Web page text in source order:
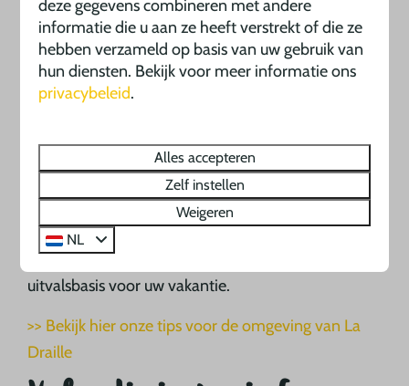
Camping La Draille is gelegen in het betoverende
landschap van de Dordogne in Frankrijk. Omgeven
door weelderige groene bossen, glooiende heuvels
en schilderachtige dorpjes, biedt onze camping een
om te ontsnappen aan de drukte van het dagelijkse
leven en te genieten van de natuurlijke pracht die
Frankrijk te bieden heeft. Of u nu wilt wandelen,
fietsen of gewoon wilt ontspannen en genieten van
het landschap, Camping La Draille is de perfecte
uitvalsbasis voor uw vakantie.
>> Bekijk hier onze tips voor de omgeving van La
Draille
deze gegevens combineren met andere
informatie die u aan ze heeft verstrekt of die ze
hebben verzameld op basis van uw gebruik van
hun diensten. Bekijk voor meer informatie ons
privacybeleid.
Alles accepteren
Zelf instellen
Weigeren
NL